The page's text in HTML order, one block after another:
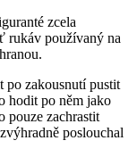
zcela
rukáv používaný na
po zakousnutí pustit
hodit po něm jako
pouze zachrastit
poslouchal